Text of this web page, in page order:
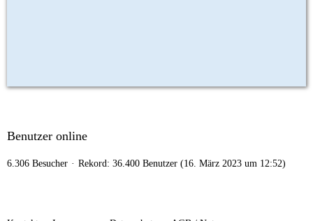
Benutzer online
6.306 Besucher Rekord: 36.400 Benutzer (16. März 2023 um 12:52)